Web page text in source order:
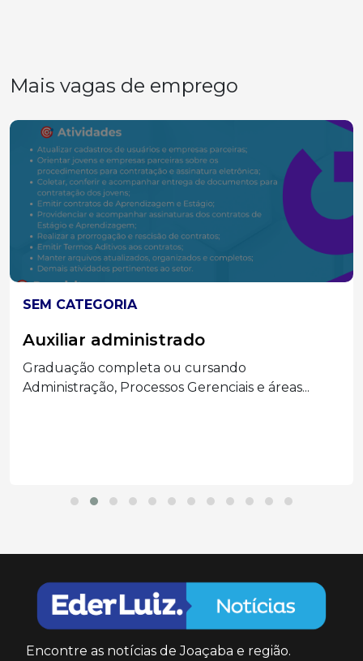
Mais vagas de emprego
SEM CATEGORIA
Auxiliar administrado
Graduação completa ou cursando
Administração, Processos Gerenciais e áreas...
Encontre as notícias de Joaçaba e região.